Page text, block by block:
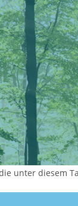
unter diesem